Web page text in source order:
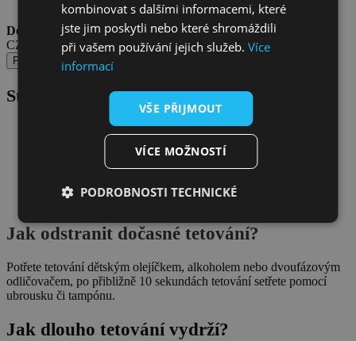
Jemné k pokožce, dermatologicky testováno
Doprava od 69 Kč
CZ Výdejní místa Zásilkovny (Z-Point, Z-Box).
Popis
Stručný návod
Důkladně očisti a odmasti pokožku
Vystřihni motiv tak, aby zůstaly jen centimetrové okraje
Sloupni ochrannou fólii
Přilož tetování vzorem na kůži
Navlhči celou plochu pomocí houbičky/vatového tampónu
Chyť tetovací papír za rožek a pomalu sloupni
Jak odstranit dočasné tetování?
Potřete tetování dětským olejíčkem, alkoholem nebo dvoufázovým
odličovačem, po přibližně 10 sekundách tetování setřete pomocí
ubrousku či tampónu.
Jak dlouho tetování vydrží?
kombinovat s dalšími informacemi, které
jste jim poskytli nebo které shromáždili
při vašem používání jejich služeb. Více
informací
VŠE PŘIJMOUT
VÍCE MOŽNOSTÍ
PODROBNOSTI TECHNICKÉ